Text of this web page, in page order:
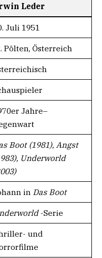
Leder
Juli 1951
Pölten, Österreich
Jahre–
Boot (1981), Angst
Underworld
in Das Boot
-Serie
und